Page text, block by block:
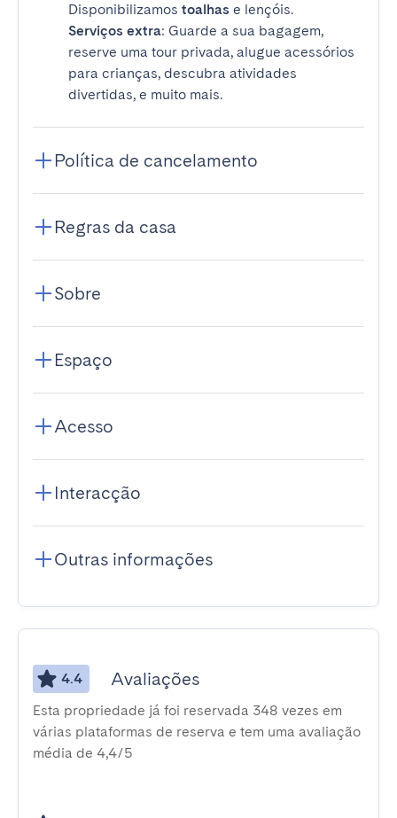
Disponibilizamos toalhas e lençóis.
Serviços extra: Guarde a sua bagagem,
reserve uma tour privada, alugue acessórios
para crianças, descubra atividades
divertidas, e muito mais.
Política de cancelamento
Regras da casa
Sobre
Espaço
Acesso
Interacção
Outras informações
4.4 Avaliações
Esta propriedade já foi reservada 348 vezes em
várias plataformas de reserva e tem uma avaliação
média de 4,4/5